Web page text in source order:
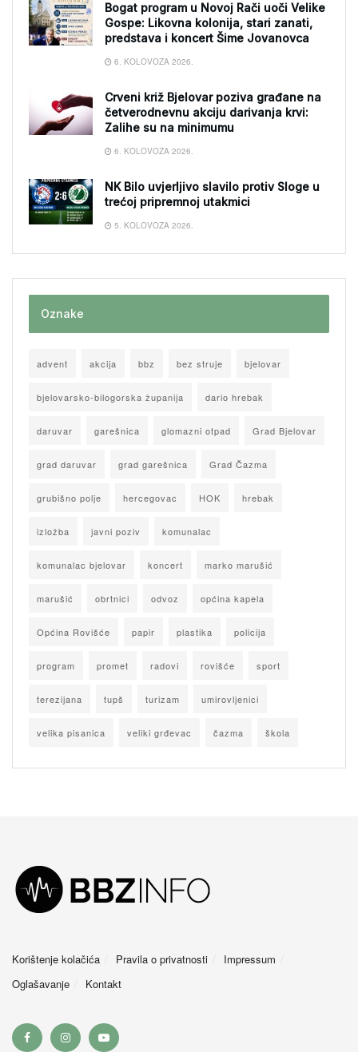
Bogat program u Novoj Rači uoči Velike
Gospe: Likovna kolonija, stari zanati,
predstava i koncert Šime Jovanovca
6. KOLOVOZA 2026.
Crveni križ Bjelovar poziva građane na
četverodnevnu akciju darivanja krvi:
Zalihe su na minimumu
6. KOLOVOZA 2026.
NK Bilo uvjerljivo slavilo protiv Sloge u
trećoj pripremnoj utakmici
5. KOLOVOZA 2026.
Oznake
advent akcija bbz bez struje bjelovar
bjelovarsko-bilogorska županija dario hrebak
daruvar garešnica glomazni otpad Grad Bjelovar
grad daruvar grad garešnica Grad Čazma
grubišno polje hercegovac HOK hrebak
izložba javni poziv komunalac
komunalac bjelovar koncert marko marušić
marušić obrtnici odvoz općina kapela
Općina Rovišće papir plastika policija
program promet radovi rovišće sport
terezijana tupš turizam umirovljenici
velika pisanica veliki grđevac čazma škola
Korištenje kolačića Pravila o privatnosti
Impressum
Oglašavanje
Kontakt